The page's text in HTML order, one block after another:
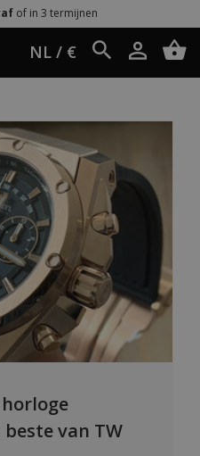
of in 3 termijnen
NL / €
horloge
van TW